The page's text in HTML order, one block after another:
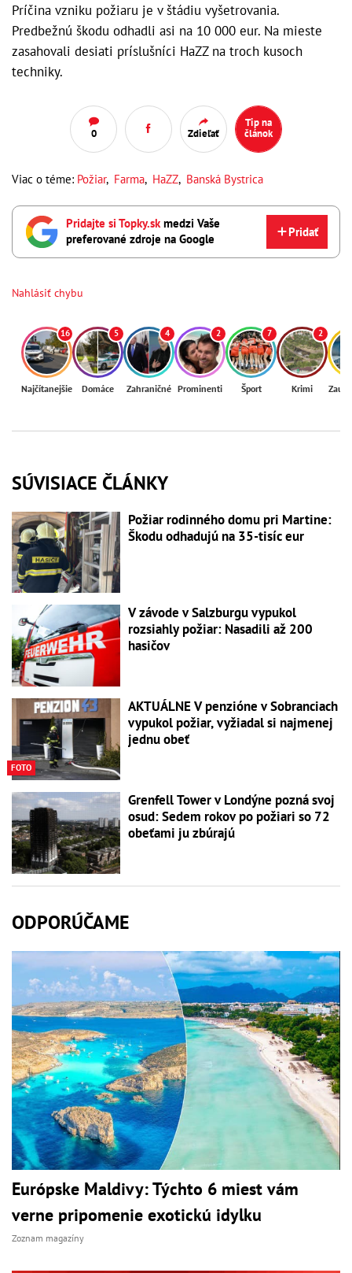
Príčina vzniku požiaru je v štádiu vyšetrovania.
Predbežnú škodu odhadli asi na 10 000 eur. Na mieste
zasahovali desiati príslušníci HaZZ na troch kusoch
techniky.
0 Zdieľať
Tip na
článok
Viac o téme: Požiar, Farma, HaZZ, Banská Bystrica
Pridajte si Topky.skmedzi Vaše
preferované zdroje na Google
Pridať
Nahlásiť chybu
16
Najčítanejšie
5
Domáce
4
Zahraničné
2
Prominenti
7
Šport
2
Krimi
SÚVISIACE ČLÁNKY
Požiar rodinného domu pri Martine:
Škodu odhadujú na 35-tisíc eur
V závode v Salzburgu vypukol
rozsiahly požiar: Nasadili až 200
hasičov
FOTO
AKTUÁLNE V penzióne v Sobranciach
vypukol požiar, vyžiadal si najmenej
jednu obeť
Grenfell Tower v Londýne pozná svoj
osud: Sedem rokov po požiari so 72
obeťami ju zbúrajú
ODPORÚČAME
Európske Maldivy: Týchto 6 miest vám
verne pripomenie exotickú idylku
Zoznam magazíny